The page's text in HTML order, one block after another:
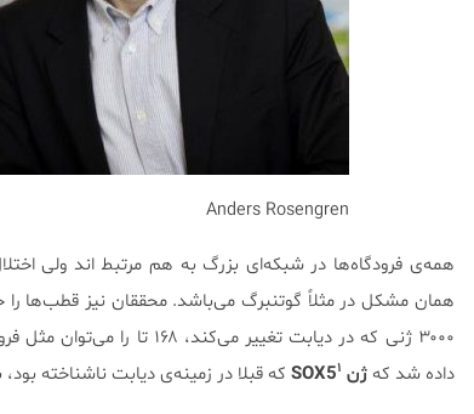
Anders Rosengren
همه‌ی فرودگاه‌ها در شبکه‌ای بزرگ به هم مرتبط اند ولی
همان مشکل در مثلاً گوتنبرگ می‌باشد. محققان نیز قطب‌ها
۳۰۰۰ ژنی که در دیابت تغییر
داده شد کهژن SOX5 ۱ که قبلا در زمینه‌ی دیابت ناشناخته بود،